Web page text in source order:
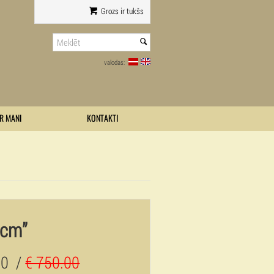
Grozs ir tukšs
valodas:
MANI KONTAKTI
/€ 750.00